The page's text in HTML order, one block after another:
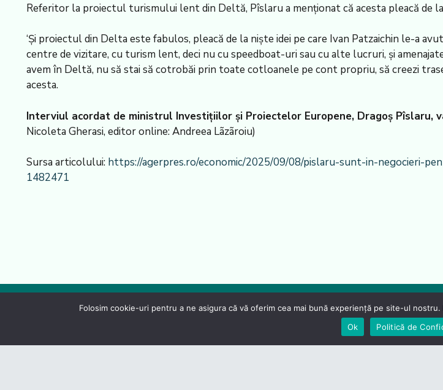
Referitor la proiectul turismului lent din Deltă, Pîslaru a menționat că acesta pleacă de la
‘Și proiectul din Delta este fabulos, pleacă de la niște idei pe care Ivan Patzaichin le-a
centre de vizitare, cu turism lent, deci nu cu speedboat-uri sau cu alte lucruri, și
avem în Deltă, nu să stai să cotrobăi prin toate cotloanele pe cont propriu, să creezi
acesta.
Interviul acordat de ministrul Investițiilor și Proiectelor Europene, Dragoș Pîslaru,
Nicoleta Gherasi, editor online: Andreea Lãzãroiu)
Sursa articolului: https://agerpres.ro/economic/2025/09/08/pislaru-sunt-in-negocieri-
1482471
Folosim cookie-uri pentru a ne asigura că vă oferim cea mai bună experiență pe site-ul
Ok
Politică de